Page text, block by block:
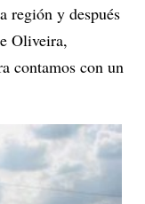
región y después
Oliveira,
contamos con un